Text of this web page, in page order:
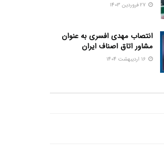
انتصاب مهدی افسری به عنوان
مشاور اتاق اصناف ایران